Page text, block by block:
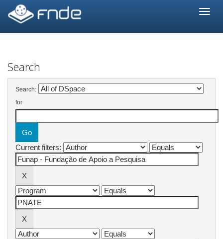
navigation
Search
Search:
for
Current filters: